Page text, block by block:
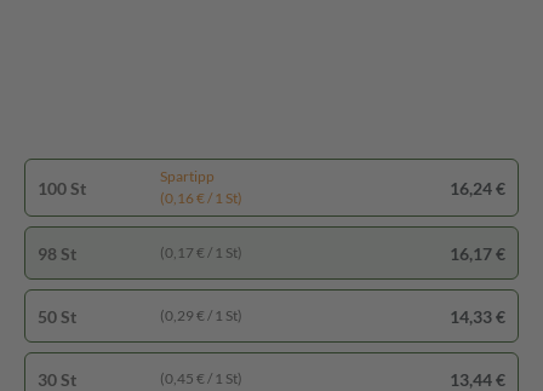
100 St
Spartipp
(0,16 € / 1 St)
16,24 €
98 St (0,17 € / 1 St) 16,17 €
50 St (0,29 € / 1 St) 14,33 €
30 St (0,45 € / 1 St) 13,44 €